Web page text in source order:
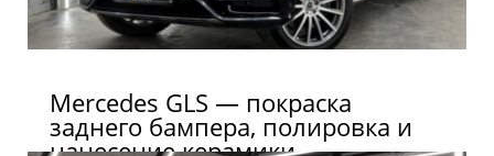
Mercedes GLS — покраска
заднего бампера, полировка и